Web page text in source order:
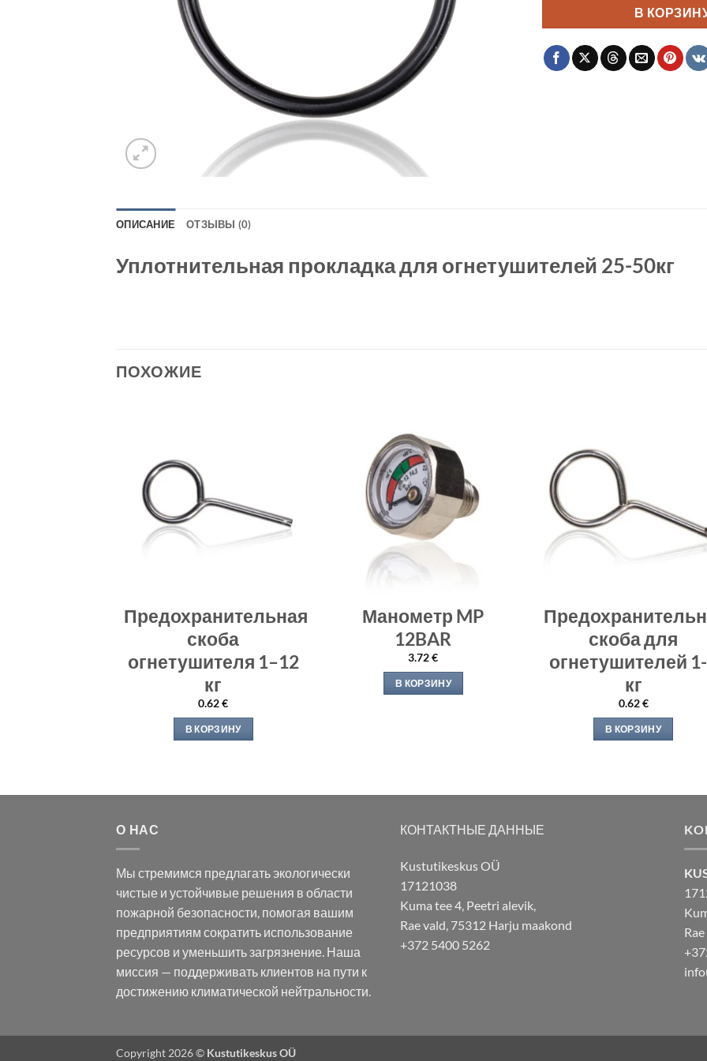
В
ОПИСАНИЕ ОТЗЫВЫ (0)
Уплотнительная прокладка для огнетушителей 25-50кг
ПОХОЖИЕ
Предохранительная
скоба
огнетушителя 1–12
кг
0.62€
В КОРЗИНУ
Манометр MP
12BAR
3.72€
В КОРЗИНУ
скоба для
огнетушителей
кг
0.62€
В КОРЗИНУ
О НАС
Мы стремимся предлагать экологически
чистые и устойчивые решения в области
пожарной безопасности, помогая вашим
предприятиям сократить использование
ресурсов и уменьшить загрязнение. Наша
миссия — поддерживать клиентов на пути к
достижению климатической нейтральности.
КОНТАКТНЫЕ ДАННЫЕ
Kustutikeskus OÜ
17121038
Kuma tee 4, Peetri alevik,
Rae vald, 75312 Harju maakond
+372 5400 5262
Copyright 2026 © Kustutikeskus OÜ